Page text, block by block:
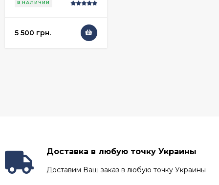
В НАЛИЧИИ
5 500 грн.
Доставка в любую точку Украины
Доставим Ваш заказ в любую точку Украины